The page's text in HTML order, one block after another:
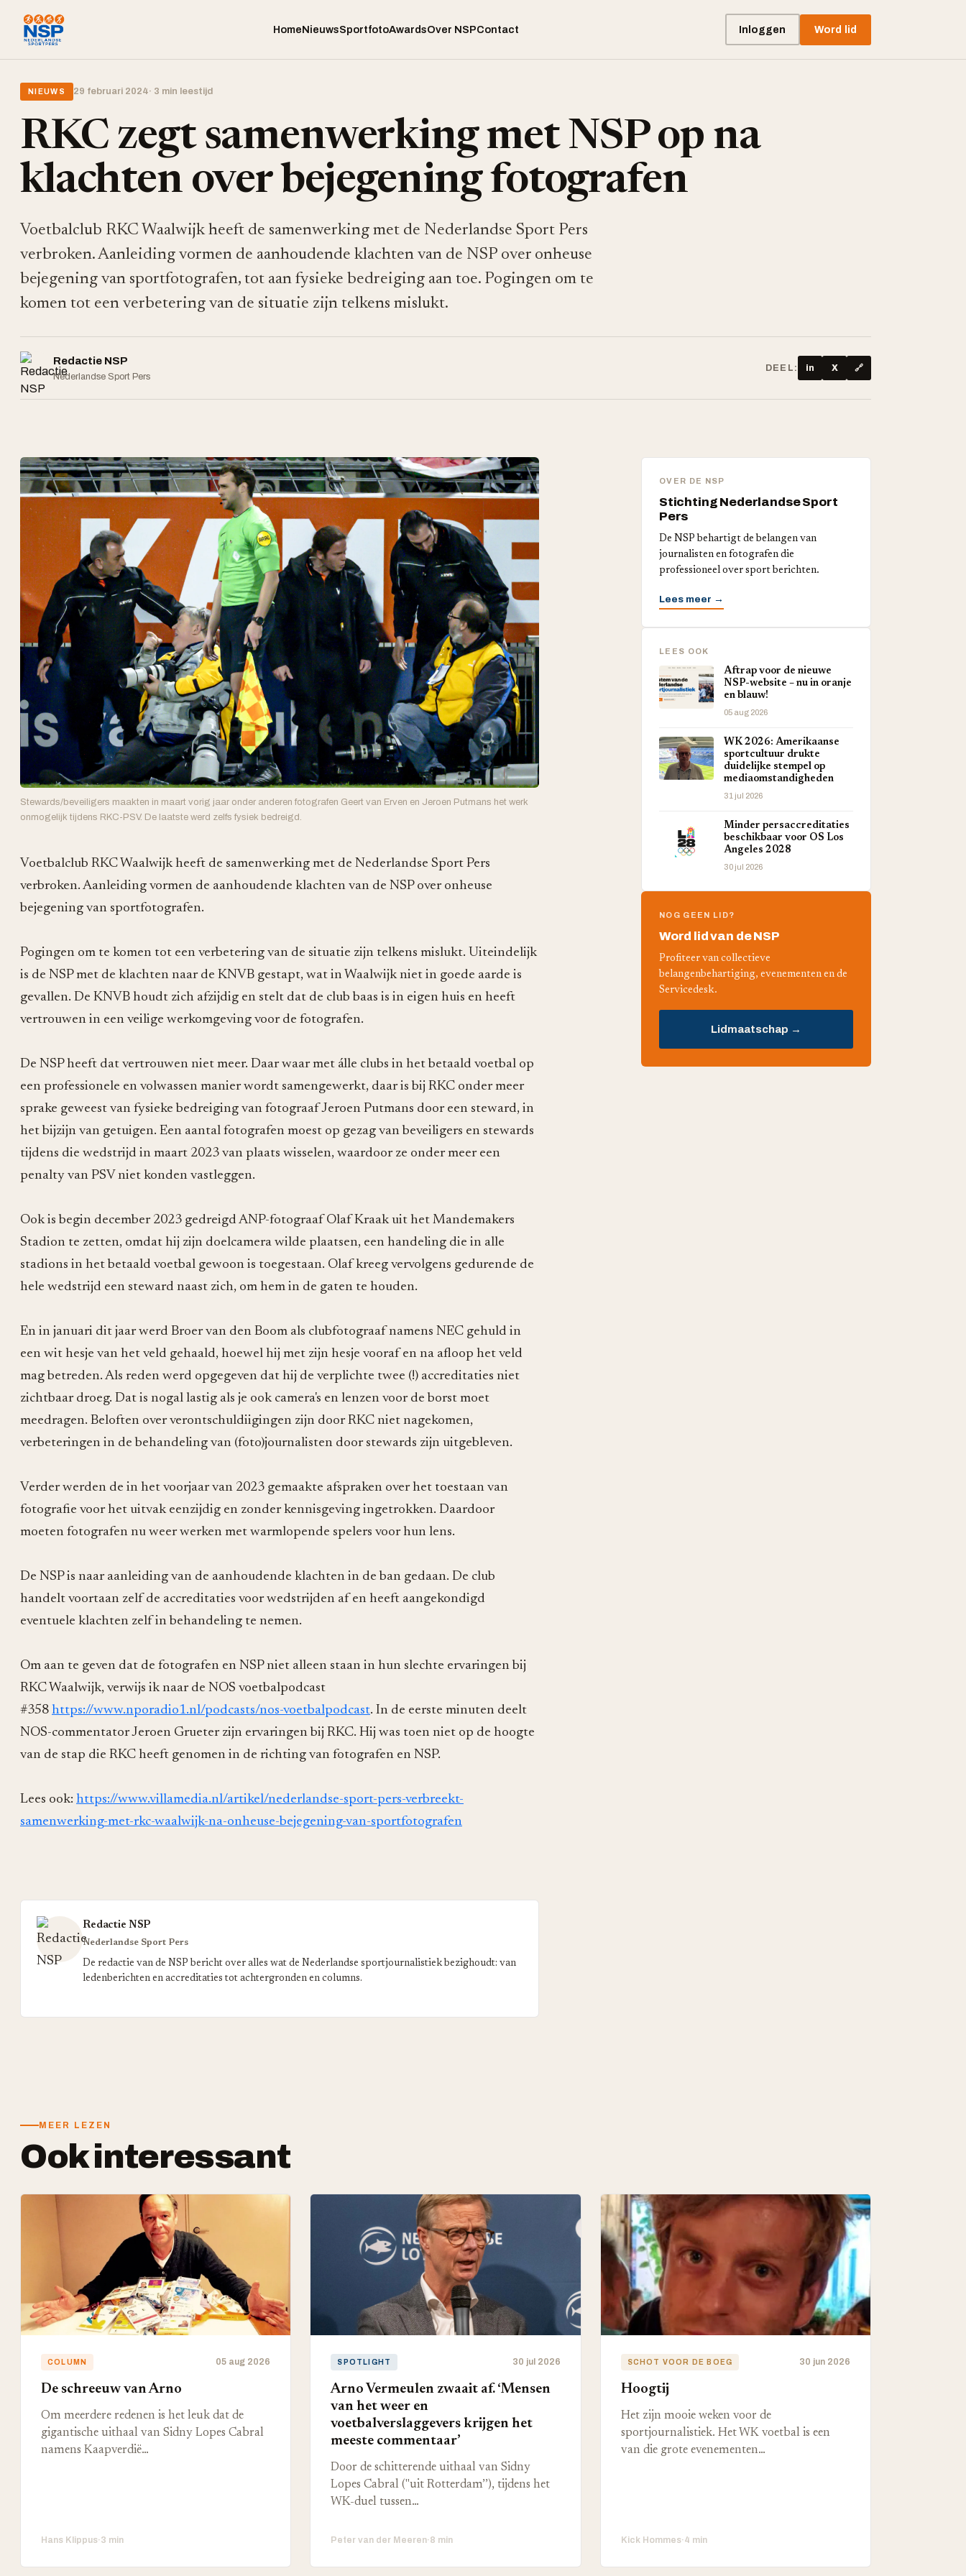
HomeNieuwsSportfotoAwardsOver NSPContact Inloggen Word lid
NIEUWS 29 februari 2024· 3 min leestijd
RKC zegt samenwerking met NSP op na
klachten over bejegening fotografen
Voetbalclub RKC Waalwijk heeft de samenwerking met de Nederlandse Sport Pers
verbroken. Aanleiding vormen de aanhoudende klachten van de NSP over onheuse
bejegening van sportfotografen, tot aan fysieke bedreiging aan toe. Pogingen om te
komen tot een verbetering van de situatie zijn telkens mislukt.
Redactie NSP
Nederlandse Sport Pers
DEEL: in X 🔗
Stewards/beveiligers maakten in maart vorig jaar onder anderen fotografen Geert van Erven en Jeroen Putmans het werk
onmogelijk tijdens RKC-PSV. De laatste werd zelfs fysiek bedreigd.
Voetbalclub RKC Waalwijk heeft de samenwerking met de Nederlandse Sport Pers
verbroken. Aanleiding vormen de aanhoudende klachten van de NSP over onheuse
bejegening van sportfotografen.
Pogingen om te komen tot een verbetering van de situatie zijn telkens mislukt. Uiteindelijk
is de NSP met de klachten naar de KNVB gestapt, wat in Waalwijk niet in goede aarde is
gevallen. De KNVB houdt zich afzijdig en stelt dat de club baas is in eigen huis en heeft
vertrouwen in een veilige werkomgeving voor de fotografen.
De NSP heeft dat vertrouwen niet meer. Daar waar met álle clubs in het betaald voetbal op
een professionele en volwassen manier wordt samengewerkt, daar is bij RKC onder meer
sprake geweest van fysieke bedreiging van fotograaf Jeroen Putmans door een steward, in
het bijzijn van getuigen. Een aantal fotografen moest op gezag van beveiligers en stewards
tijdens die wedstrijd in maart 2023 van plaats wisselen, waardoor ze onder meer een
penalty van PSV niet konden vastleggen.
Ook is begin december 2023 gedreigd ANP-fotograaf Olaf Kraak uit het Mandemakers
Stadion te zetten, omdat hij zijn doelcamera wilde plaatsen, een handeling die in alle
stadions in het betaald voetbal gewoon is toegestaan. Olaf kreeg vervolgens gedurende de
hele wedstrijd een steward naast zich, om hem in de gaten te houden.
En in januari dit jaar werd Broer van den Boom als clubfotograaf namens NEC gehuld in
een wit hesje van het veld gehaald, hoewel hij met zijn hesje vooraf en na afloop het veld
mag betreden. Als reden werd opgegeven dat hij de verplichte twee (!) accreditaties niet
zichtbaar droeg. Dat is nogal lastig als je ook camera's en lenzen voor de borst moet
meedragen. Beloften over verontschuldiigingen zijn door RKC niet nagekomen,
verbeteringen in de behandeling van (foto)journalisten door stewards zijn uitgebleven.
Verder werden de in het voorjaar van 2023 gemaakte afspraken over het toestaan van
fotografie voor het uitvak eenzijdig en zonder kennisgeving ingetrokken. Daardoor
moeten fotografen nu weer werken met warmlopende spelers voor hun lens.
De NSP is naar aanleiding van de aanhoudende klachten in de ban gedaan. De club
handelt voortaan zelf de accreditaties voor wedstrijden af en heeft aangekondigd
eventuele klachten zelf in behandeling te nemen.
Om aan te geven dat de fotografen en NSP niet alleen staan in hun slechte ervaringen bij
RKC Waalwijk, verwijs ik naar de NOS voetbalpodcast
#358 https://www.nporadio1.nl/podcasts/nos-voetbalpodcast. In de eerste minuten deelt
NOS-commentator Jeroen Grueter zijn ervaringen bij RKC. Hij was toen niet op de hoogte
van de stap die RKC heeft genomen in de richting van fotografen en NSP.
Lees ook: https://www.villamedia.nl/artikel/nederlandse-sport-pers-verbreekt-
samenwerking-met-rkc-waalwijk-na-onheuse-bejegening-van-sportfotografen
Redactie NSP
Nederlandse Sport Pers
De redactie van de NSP bericht over alles wat de Nederlandse sportjournalistiek bezighoudt: van
ledenberichten en accreditaties tot achtergronden en columns.
OVER DE NSP
Stichting Nederlandse Sport
Pers
De NSP behartigt de belangen van
journalisten en fotografen die
professioneel over sport berichten.
Lees meer →
LEES OOK
Aftrap voor de nieuwe
NSP-website – nu in oranje
en blauw!
05 aug 2026
WK 2026: Amerikaanse
sportcultuur drukte
duidelijke stempel op
mediaomstandigheden
31 jul 2026
Minder persaccreditaties
beschikbaar voor OS Los
Angeles 2028
30 jul 2026
NOG GEEN LID?
Word lid van de NSP
Profiteer van collectieve
belangenbehartiging, evenementen en de
Servicedesk.
Lidmaatschap →
MEER LEZEN
Ook interessant
COLUMN 05 aug 2026
De schreeuw van Arno
Om meerdere redenen is het leuk dat de
gigantische uithaal van Sidny Lopes Cabral
namens Kaapverdië…
Hans Klippus·3 min
SPOTLIGHT 30 jul 2026
Arno Vermeulen zwaait af. ‘Mensen
van het weer en
voetbalverslaggevers krijgen het
meeste commentaar’
Door de schitterende uithaal van Sidny
Lopes Cabral ("uit Rotterdam’’), tijdens het
WK-duel tussen…
Peter van der Meeren·8 min
SCHOT VOOR DE BOEG 30 jun 2026
Hoogtij
Het zijn mooie weken voor de
sportjournalistiek. Het WK voetbal is een
van die grote evenementen…
Kick Hommes·4 min